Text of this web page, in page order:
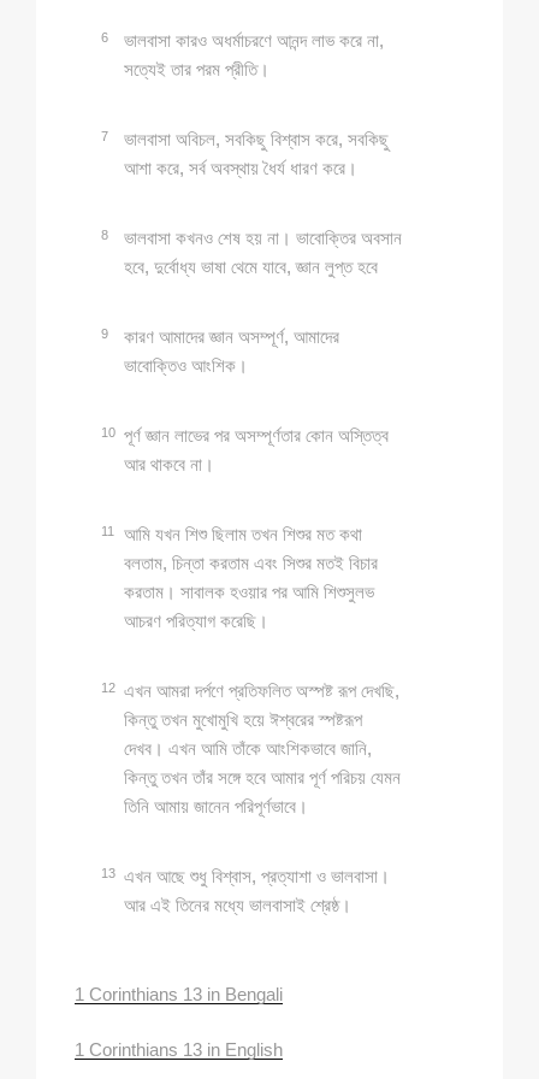
6
ভালবাসা কারও অধর্মাচরণে আনন্দ লাভ করে না,
সত্যেই তার পরম প্রীতি।
7
ভালবাসা অবিচল, সবকিছু বিশ্বাস করে, সবকিছু
আশা করে, সর্ব অবস্থায় ধৈর্য ধারণ করে।
8
ভালবাসা কখনও শেষ হয় না। ভাবোক্তির অবসান
হবে, দুর্বোধ্য ভাষা থেমে যাবে, জ্ঞান লুপ্ত হবে
9
কারণ আমাদের জ্ঞান অসম্পূর্ণ, আমাদের
ভাবোক্তিও আংশিক।
10 পূর্ণ জ্ঞান লাভের পর অসম্পূর্ণতার কোন অস্তিত্ব
আর থাকবে না।
11
আমি যখন শিশু ছিলাম তখন শিশুর মত কথা
বলতাম, চিন্তা করতাম এবং সিশুর মতই বিচার
করতাম। সাবালক হওয়ার পর আমি শিশুসুলভ
আচরণ পরিত্যাগ করেছি।
12 এখন আমরা দর্পণে প্রতিফলিত অস্পষ্ট রূপ দেখছি,
কিন্তু তখন মুখোমুখি হয়ে ঈশ্বরের স্পষ্টরূপ
দেখব। এখন আমি তাঁকে আংশিকভাবে জানি,
কিন্তু তখন তাঁর সঙ্গে হবে আমার পূর্ণ পরিচয় যেমন
তিনি আমায় জানেন পরিপূর্ণভাবে।
13 এখন আছে শুধু বিশ্বাস, প্রত্যাশা ও ভালবাসা।
আর এই তিনের মধ্যে ভালবাসাই শ্রেষ্ঠ।
1 Corinthians 13 in Bengali
1 Corinthians 13 in English